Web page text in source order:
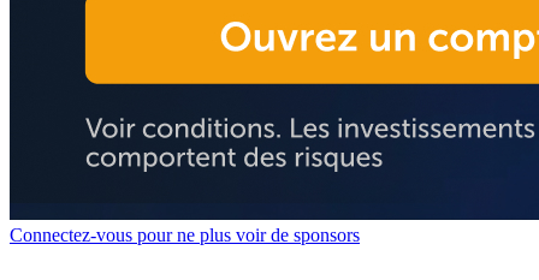
Connectez-vous pour ne plus voir de sponsors